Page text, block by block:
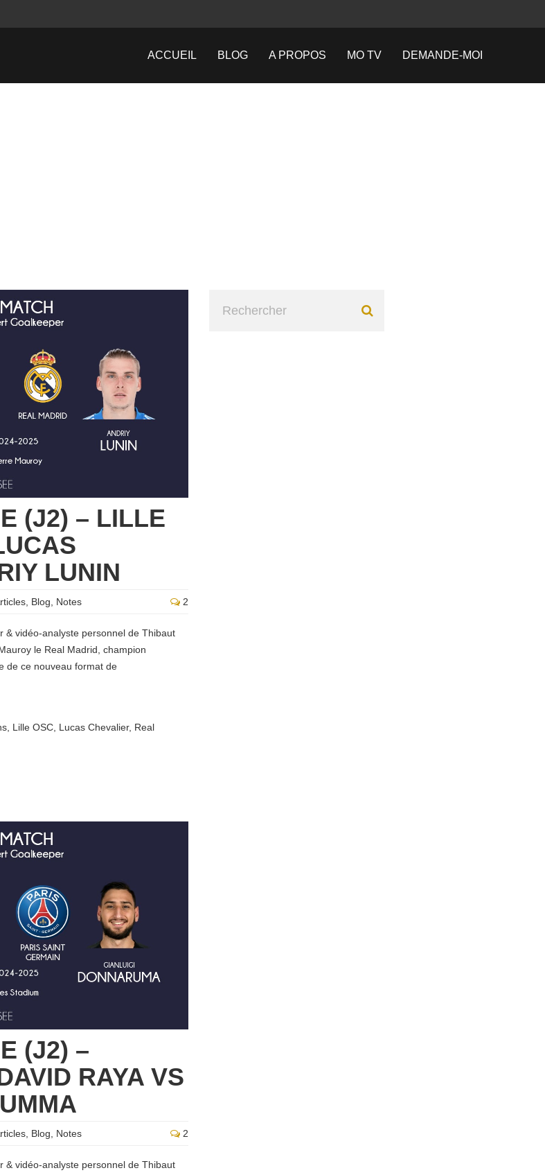
ACCUEIL BLOG A PROPOS MO TV DEMANDE-MOI
(J2) – LILLE
LUNIN
Blog Notes 2
& vidéo-analyste personnel de Thibaut
le Real Madrid, champion
de ce nouveau format de
Lille OSC Lucas Chevalier, Real
(J2) –
RAYA VS
Blog Notes 2
& vidéo-analyste personnel de Thibaut